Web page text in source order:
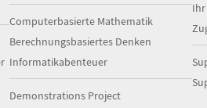
Computerbasierte Mathematik
Berechnungsbasiertes Denken
Informatikabenteuer
Demonstrations Project